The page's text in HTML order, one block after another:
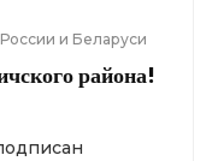
и Беларуси
района!